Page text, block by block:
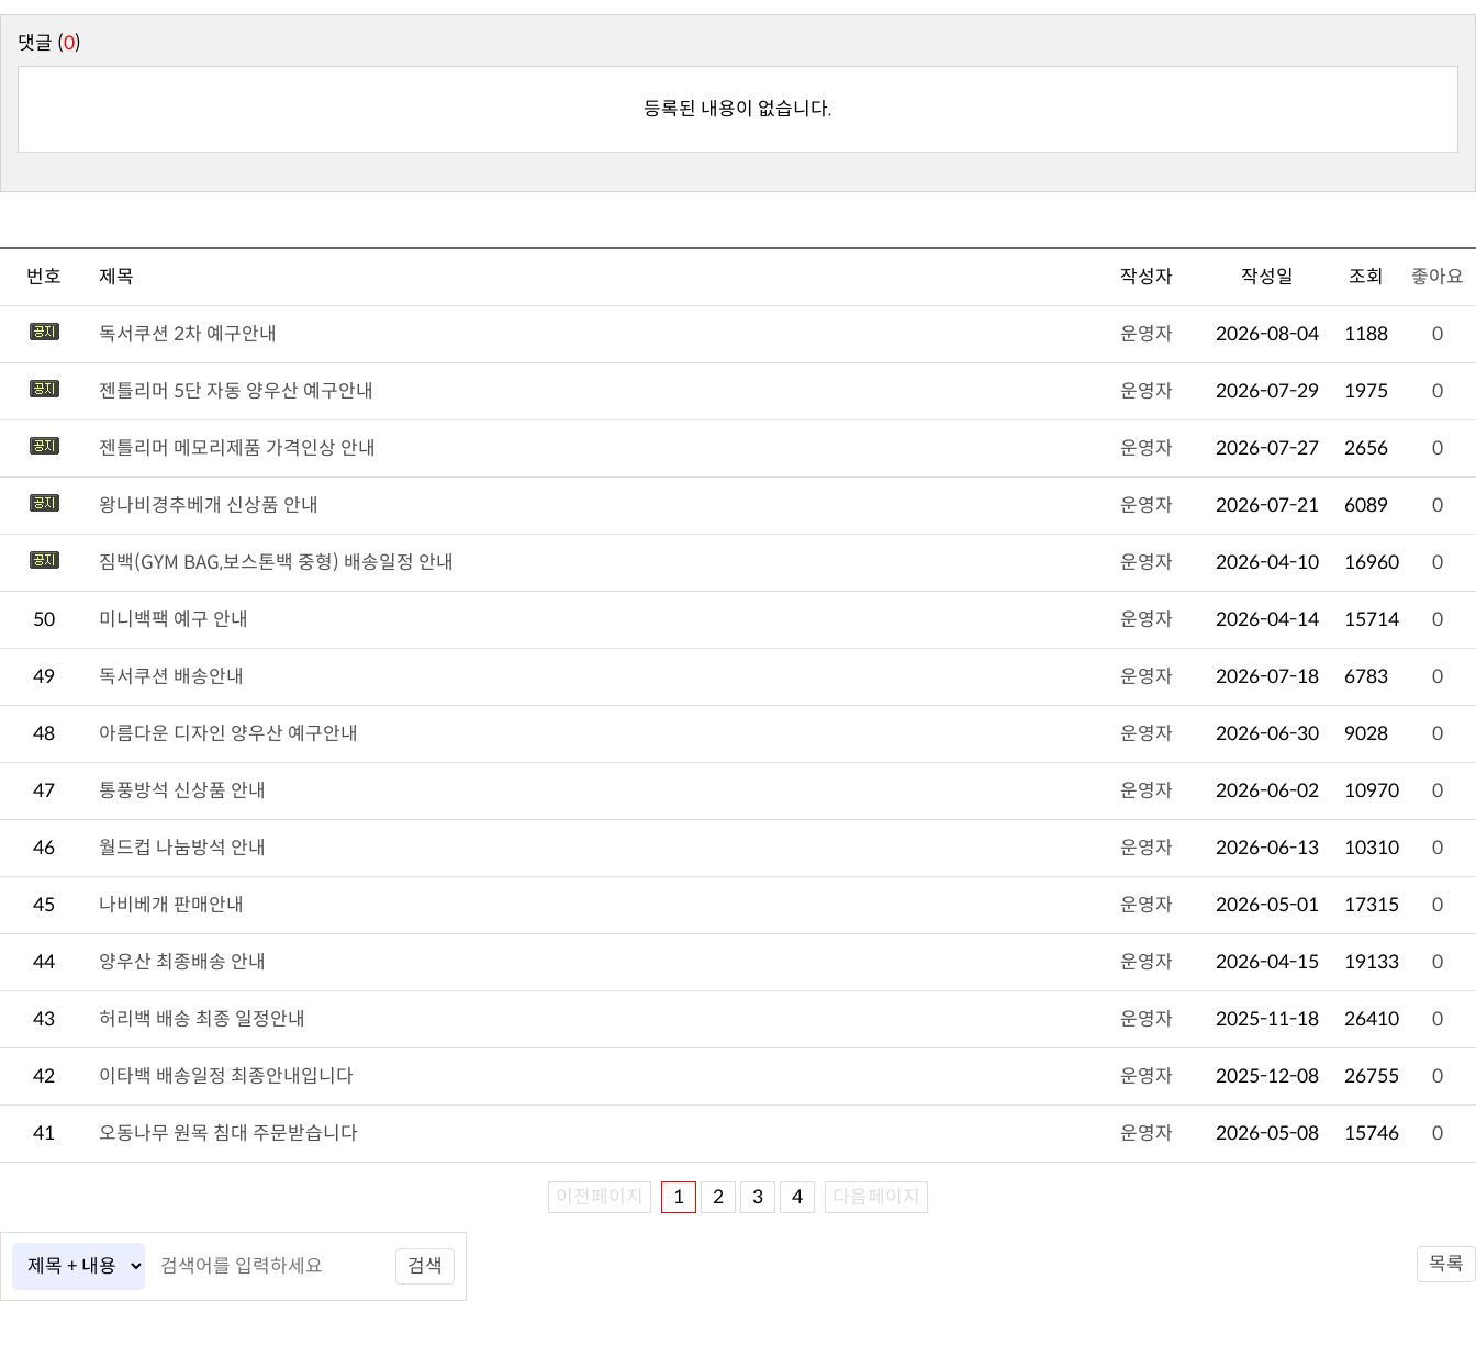
댓글 (0)
등록된 내용이 없습니다.
번호 제목 작성자 작성일 조회 좋아요
독서쿠션 2차 예구안내 운영자 2026-08-04 1188 0
젠틀리머 5단 자동 양우산 예구안내 운영자 2026-07-29 1975 0
젠틀리머 메모리제품 가격인상 안내 운영자 2026-07-27 2656 0
왕나비경추베개 신상품 안내 운영자 2026-07-21 6089 0
짐백(GYM BAG,보스톤백 중형) 배송일정 안내 운영자 2026-04-10 16960 0
50 미니백팩 예구 안내 운영자 2026-04-14 15714 0
49 독서쿠션 배송안내 운영자 2026-07-18 6783 0
48 아름다운 디자인 양우산 예구안내 운영자 2026-06-30 9028 0
47 통풍방석 신상품 안내 운영자 2026-06-02 10970 0
46 월드컵 나눔방석 안내 운영자 2026-06-13 10310 0
45 나비베개 판매안내 운영자 2026-05-01 17315 0
44 양우산 최종배송 안내 운영자 2026-04-15 19133 0
43 허리백 배송 최종 일정안내 운영자 2025-11-18 26410 0
42 이타백 배송일정 최종안내입니다 운영자 2025-12-08 26755 0
41 오동나무 원목 침대 주문받습니다 운영자 2026-05-08 15746 0
이전페이지 1 2 3 4 다음페이지
검색 목록